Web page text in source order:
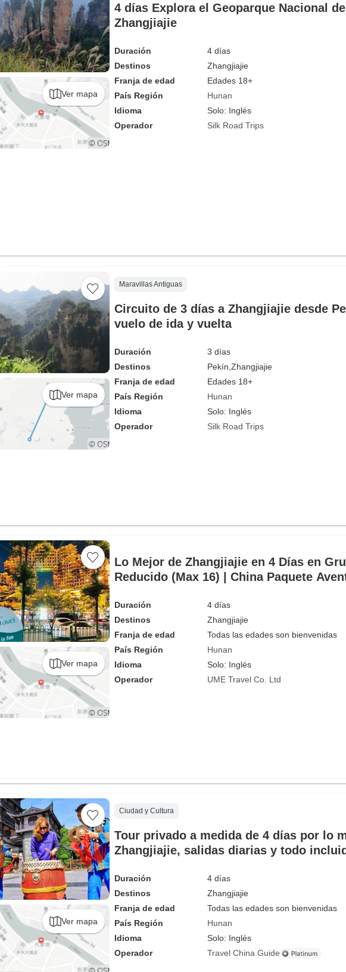
Ver mapa
4 días Explora el Geoparque Nacional de
Zhangjiajie
Duración
4 días
Destinos
Zhangjiajie
Franja de edad
Edades 18+
País Región
Hunan
Idioma
Solo: Inglés
Operador
Silk Road Trips
Ver mapa
Maravillas Antiguas
Circuito de 3 días a Zhangjiajie desde
vuelo de ida y vuelta
Duración
3 días
Destinos
Pekín, Zhangjiajie
Franja de edad
Edades 18+
País Región
Hunan
Idioma
Solo: Inglés
Operador
Silk Road Trips
Ver mapa
Lo Mejor de Zhangjiajie en 4 Días en
Reducido (Max 16) | China Paquete
Duración
4 días
Destinos
Zhangjiajie
Franja de edad
Todas las edades son bienvenidas
País Región
Hunan
Idioma
Solo: Inglés
Operador
UME Travel Co. Ltd
Ver mapa
Ciudad y Cultura
Tour privado a medida de 4 días por lo
Zhangjiajie, salidas diarias y todo
Duración
4 días
Destinos
Zhangjiajie
Franja de edad
Todas las edades son bienvenidas
País Región
Hunan
Idioma
Solo: Inglés
Operador
Travel China Guide